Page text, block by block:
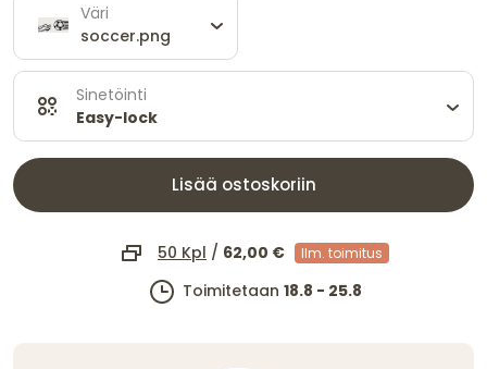
Väri
soccer.png
Sinetöinti
Easy-lock
Lisää ostoskoriin
50 Kpl / 62,00 € Ilm. toimitus
Toimitetaan 18.8 - 25.8